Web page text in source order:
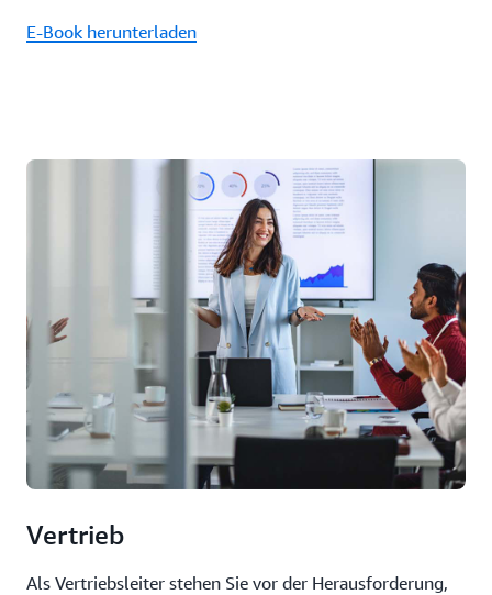
E-Book herunterladen
Vertrieb
Als Vertriebsleiter stehen Sie vor der Herausforderung,